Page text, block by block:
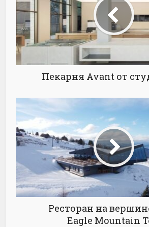
Пекарня Avant от
Ресторан на
Eagle Mountain